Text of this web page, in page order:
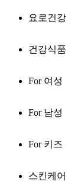
요로건강
건강식품
For 여성
For 남성
For 키즈
스킨케어